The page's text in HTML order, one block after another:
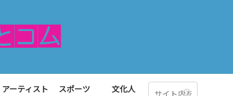
アーティスト スポーツ 文化人